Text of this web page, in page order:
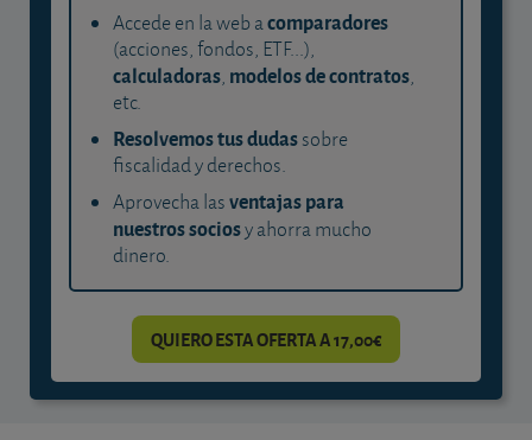
Accede en la web acomparadores
(acciones, fondos, ETF...),
calculadoras, modelos de contratos,
etc.
Resolvemos tus dudassobre
fiscalidad y derechos.
Aprovecha lasventajas para
nuestros sociosy ahorra mucho
dinero.
QUIERO ESTA OFERTA A 17,00€